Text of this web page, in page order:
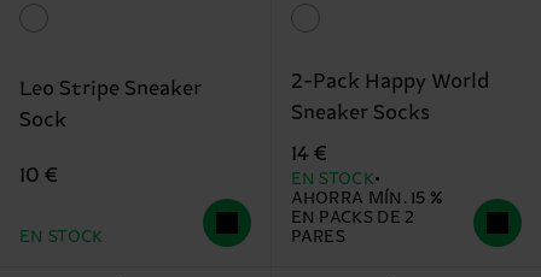
Leo Stripe Sneaker
Sock
10 €
EN STOCK
2-Pack Happy World
Sneaker Socks
14 €
EN STOCK
AHORRA MÍN. 15 %
EN PACKS DE 2
PARES